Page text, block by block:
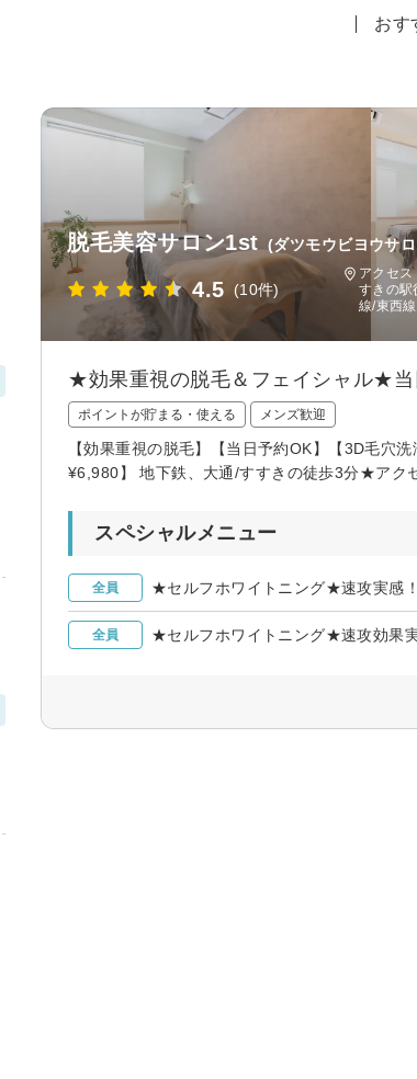
おす
脱毛美容サロン1st (ダツモウビヨウサ
4.5 (10件)
アクセ
すきの
線/東西
★効果重視の脱毛＆フェイシャル★
ポイントが貯まる・使える メンズ歓迎
【効果重視の脱毛】【当日予約OK】【3D毛穴
¥6,980】 地下鉄、大通/すすきの徒歩3分★アク
スペシャルメニュー
全員 ★セルフホワイトニング★速攻実感
全員 ★セルフホワイトニング★速攻効果